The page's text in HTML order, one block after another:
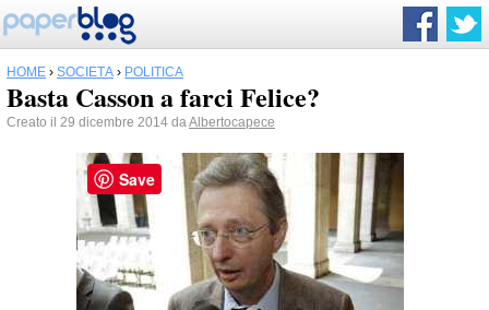
HOME › SOCIETÀ › POLITICA
Basta Casson a farci Felice?
Creato il 29 dicembre 2014 daAlbertocapece
Save